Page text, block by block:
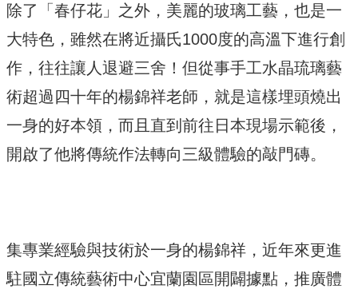
除了「春仔花」之外，美麗的玻璃工藝，也是一
大特色，雖然在將近攝氏1000度的高溫下進行創
作，往往讓人退避三舍！但從事手工水晶琉璃藝
術超過四十年的楊錦祥老師，就是這樣埋頭燒出
一身的好本領，而且直到前往日本現場示範後，
開啟了他將傳統作法轉向三級體驗的敲門磚。
集專業經驗與技術於一身的楊錦祥，近年來更進
駐國立傳統藝術中心宜蘭園區開闢據點，推廣體